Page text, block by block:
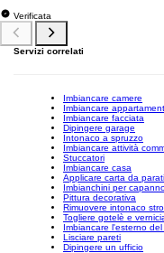
Verificata
Servizi correlati
Imbiancare camere
Imbiancare
Imbiancare facciata
Dipingere garage
Intonaco a spruzzo
Imbiancare attività
Stuccatori
Imbiancare casa
Applicare carta da parati
Imbianchini per
Pittura decorativa
Rimuovere intonaco
Togliere gotelè e
Imbiancare l'esterno
Lisciare pareti
Dipingere un ufficio